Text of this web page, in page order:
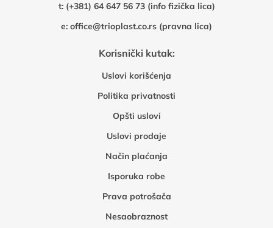
t: (+381) 64 647 56 73 (info fizička lica)
e: office@trioplast.co.rs (pravna lica)
Korisnički kutak:
Uslovi korišćenja
Politika privatnosti
Opšti uslovi
Uslovi prodaje
Način plaćanja
Isporuka robe
Prava potrošača
Nesaobraznost